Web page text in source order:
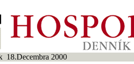
18.Decembra 2000